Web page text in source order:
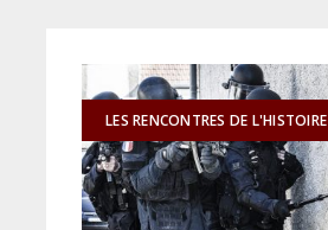
LES RENCONTRES DE L'HISTOIRE